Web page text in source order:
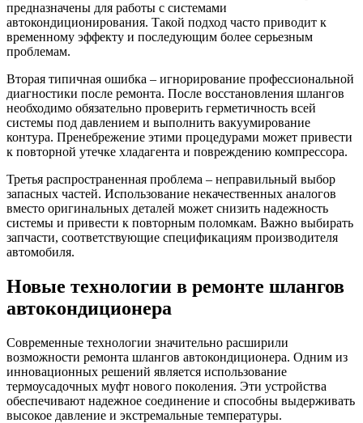
предназначены для работы с системами
автокондиционирования. Такой подход часто приводит к
временному эффекту и последующим более серьезным
проблемам.
Вторая типичная ошибка – игнорирование профессиональной
диагностики после ремонта. После восстановления шлангов
необходимо обязательно проверить герметичность всей
системы под давлением и выполнить вакуумирование
контура. Пренебрежение этими процедурами может привести
к повторной утечке хладагента и повреждению компрессора.
Третья распространенная проблема – неправильный выбор
запасных частей. Использование некачественных аналогов
вместо оригинальных деталей может снизить надежность
системы и привести к повторным поломкам. Важно выбирать
запчасти, соответствующие спецификациям производителя
автомобиля.
Новые технологии в ремонте шлангов
автокондиционера
Современные технологии значительно расширили
возможности ремонта шлангов автокондиционера. Одним из
инновационных решений является использование
термоусадочных муфт нового поколения. Эти устройства
обеспечивают надежное соединение и способны выдерживать
высокое давление и экстремальные температуры.